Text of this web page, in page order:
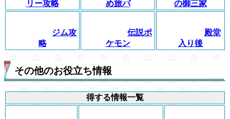
リー攻略
め旅パ
の御三家
ジム攻
略
伝説ポ
ケモン
殿堂
入り後
その他のお役立ち情報
得する情報一覧